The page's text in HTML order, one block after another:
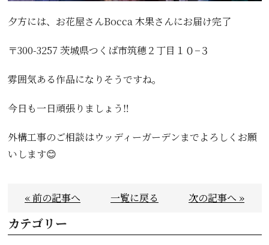
夕方には、お花屋さんBocca 木果さんにお届け完了
〒300-3257 茨城県つくば市筑穂２丁目１０−３
雰囲気ある作品になりそうですね。
今日も一日頑張りましょう‼️
外構工事のご相談はウッディーガーデンまでよろしくお願
いします😊
« 前の記事へ 一覧に戻る 次の記事へ »
カテゴリー